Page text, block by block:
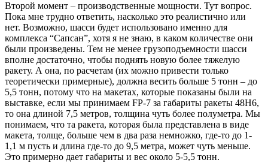
Второй момент – производственные мощности. Тут вопрос.
Пока мне трудно ответить, насколько это реалистично или
нет. Возможно, шасси будет использовано именно для
комплекса “Сапсан”, хотя я не знаю, в каком количестве они
были произведены. Тем не менее грузоподъемности шасси
вполне достаточно, чтобы поднять новую более тяжелую
ракету. А она, по расчетам (их можно привести только
теоретически примерные), должна весить больше 5 тонн – до
5,5 тонн, потому что на макетах, которые показаны были на
выставке, если мы принимаем FP-7 за габариты ракеты 48Н6,
то она длиной 7,5 метров, толщина чуть более полуметра. Мы
понимаем, что та ракета, которая была представлена в виде
макета, толще, больше чем в два раза немножко, где-то до 1-
1,1 м пусть и длина где-то до 9,5 метра, может чуть меньше.
Это примерно дает габариты и вес около 5-5,5 тонн.